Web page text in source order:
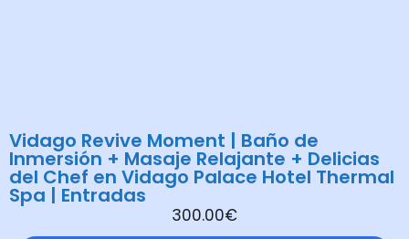
Vidago Revive Moment | Baño de
Inmersión + Masaje Relajante + Delicias
del Chef en Vidago Palace Hotel Thermal
Spa | Entradas
300.00€